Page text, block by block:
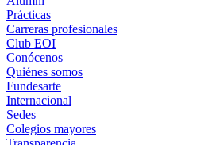
Prácticas
Carreras profesionales
Club EOI
Conócenos
Quiénes somos
Fundesarte
Internacional
Sedes
Colegios mayores